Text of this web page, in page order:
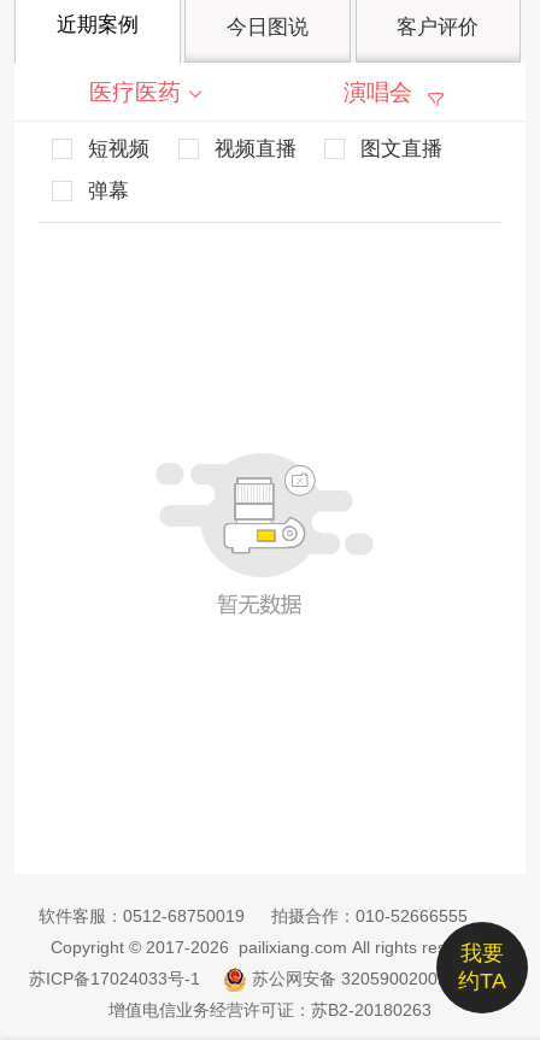
近期案例 今日图说 客户评价
医疗医药 演唱会
短视频 视频直播
图文直播
弹幕
我要
约TA
软件客服： 0512-68750019 拍摄合作： 010-52666555
Copyright © 2017-2026 pailixiang.com All rights reserved
苏ICP备17024033号-1
苏公网安备 32059002002885号
增值电信业务经营许可证：苏B2-20180263